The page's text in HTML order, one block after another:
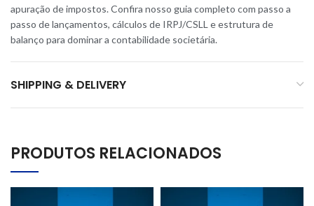
apuração de impostos. Confira nosso guia completo com passo a
passo de lançamentos, cálculos de IRPJ/CSLL e estrutura de
balanço para dominar a contabilidade societária.
SHIPPING & DELIVERY
PRODUTOS RELACIONADOS